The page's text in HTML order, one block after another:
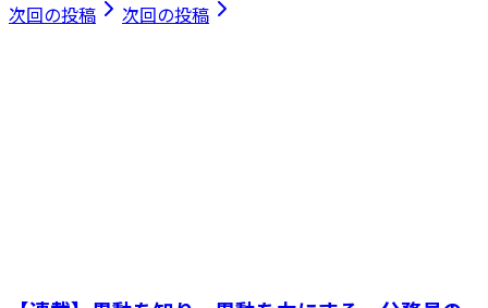
次回の投稿 次回の投稿